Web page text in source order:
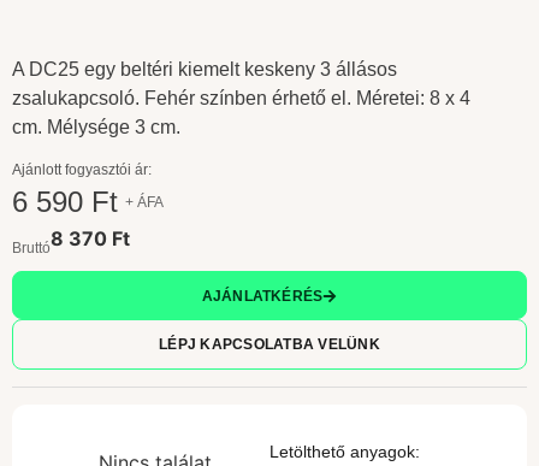
A DC25 egy beltéri kiemelt keskeny 3 állásos
zsalukapcsoló. Fehér színben érhető el. Méretei: 8 x 4
cm. Mélysége 3 cm.
Ajánlott fogyasztói ár:
6 590 Ft + ÁFA
Bruttó8 370 Ft
AJÁNLATKÉRÉS
LÉPJ KAPCSOLATBA VELÜNK
Letölthető anyagok: